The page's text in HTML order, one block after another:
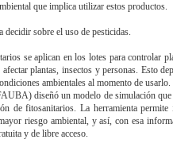
que implica utilizar estos productos.
decidir sobre el uso de pesticidas.
se aplican en los lotes para controlar
plantas, insectos y personas. Esto
ambientales al momento de
diseñó un modelo de simulación
de fitosanitarios. La herramienta
riesgo ambiental, y así, con esa
y de libre acceso.